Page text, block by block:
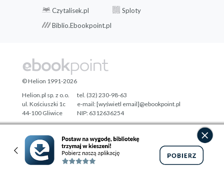
Czytalisek.pl
Sploty
Biblio.Ebookpoint.pl
Designed with ♥ byTonik.pl
© Helion 1991-2026
Helion.pl sp. z o.o.
ul. Kościuszki 1c
44-100 Gliwice
tel. (32) 230-98-63
e-mail:[wyświetl email]@ebookpoint.pl
NIP: 6312636254
Regon: 241989027
Pełna wersja strony »